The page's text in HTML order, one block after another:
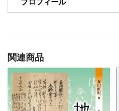
関連商品